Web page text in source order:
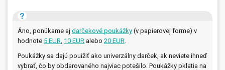
Personalizované hry
Tričká a odevy
Vankúše a iný textil
Áno, ponúkame aj darčekové poukážky (v papierovej forme) v
hodnote 5 EUR, 10 EUR alebo 20 EUR.
Poukážky sa dajú pouižiť ako univerzálny darček, ak neviete ihneď
vybrať, čo by obdarovaného najviac potešilo. Poukážky pklatia na